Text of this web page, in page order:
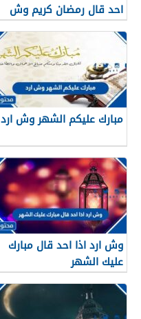
احد قال رمضان كريم وش
ارد عليه؟
مبارك عليكم الشهر وش ارد
وش ارد اذا احد قال مبارك
عليك الشهر